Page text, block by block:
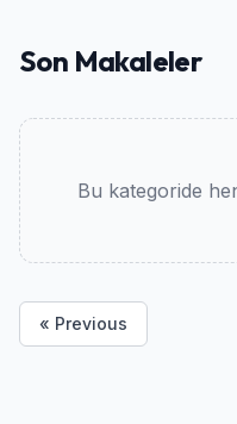
Son Makaleler
Bu kategoride
« Previous